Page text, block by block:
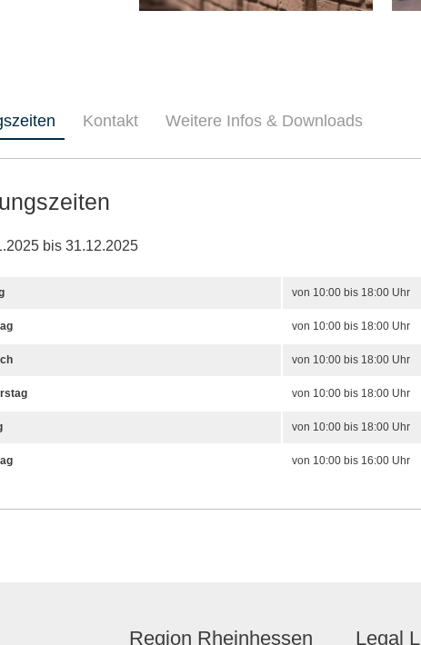
Kontakt Weitere Infos & Downloads
bis 31.12.2025
von 10:00 bis 18:00 Uhr
von 10:00 bis 18:00 Uhr
von 10:00 bis 18:00 Uhr
von 10:00 bis 18:00 Uhr
von 10:00 bis 18:00 Uhr
von 10:00 bis 16:00 Uhr
Region Rheinhessen Legal